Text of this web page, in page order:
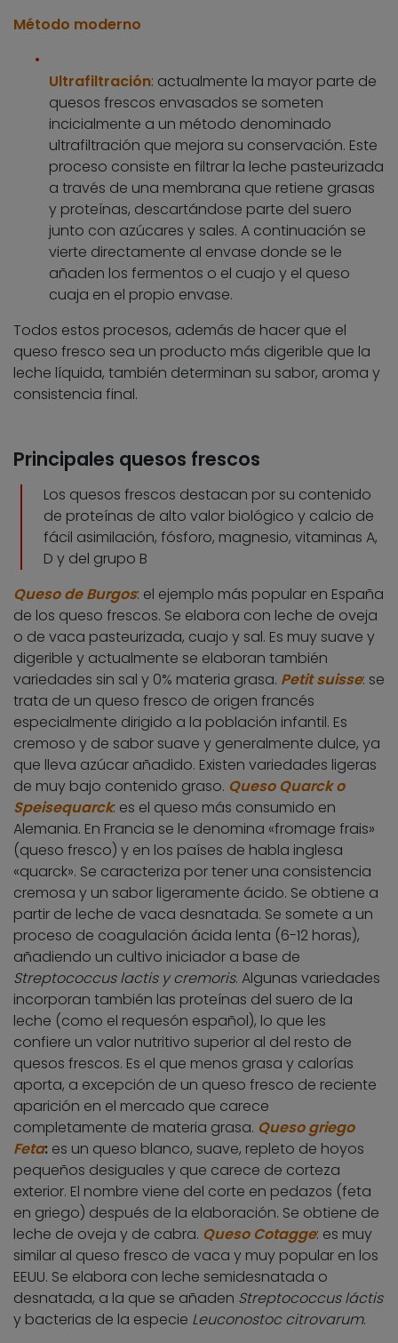
Método moderno
Ultrafiltración: actualmente la mayor parte de
quesos frescos envasados se someten
incicialmente a un método denominado
ultrafiltración que mejora su conservación. Este
proceso consiste en filtrar la leche pasteurizada
a través de una membrana que retiene grasas
y proteínas, descartándose parte del suero
junto con azúcares y sales. A continuación se
vierte directamente al envase donde se le
añaden los fermentos o el cuajo y el queso
cuaja en el propio envase.
Todos estos procesos, además de hacer que el
queso fresco sea un producto más digerible que la
leche líquida, también determinan su sabor, aroma y
consistencia final.
Principales quesos frescos
Los quesos frescos destacan por su contenido
de proteínas de alto valor biológico y calcio de
fácil asimilación, fósforo, magnesio, vitaminas A,
D y del grupo B
Queso de Burgos: el ejemplo más popular en España
de los queso frescos. Se elabora con leche de oveja
o de vaca pasteurizada, cuajo y sal. Es muy suave y
digerible y actualmente se elaboran también
variedades sin sal y 0% materia grasa. Petit suisse: se
trata de un queso fresco de origen francés
especialmente dirigido a la población infantil. Es
cremoso y de sabor suave y generalmente dulce, ya
que lleva azúcar añadido. Existen variedades ligeras
de muy bajo contenido graso. Queso Quarck o
Speisequarck: es el queso más consumido en
Alemania. En Francia se le denomina «fromage frais»
(queso fresco) y en los países de habla inglesa
«quarck». Se caracteriza por tener una consistencia
cremosa y un sabor ligeramente ácido. Se obtiene a
partir de leche de vaca desnatada. Se somete a un
proceso de coagulación ácida lenta (6-12 horas),
añadiendo un cultivo iniciador a base de
Streptococcus lactis y cremoris. Algunas variedades
incorporan también las proteínas del suero de la
leche (como el requesón español), lo que les
confiere un valor nutritivo superior al del resto de
quesos frescos. Es el que menos grasa y calorías
aporta, a excepción de un queso fresco de reciente
aparición en el mercado que carece
completamente de materia grasa. Queso griego
Feta: es un queso blanco, suave, repleto de hoyos
pequeños desiguales y que carece de corteza
exterior. El nombre viene del corte en pedazos (feta
en griego) después de la elaboración. Se obtiene de
leche de oveja y de cabra. Queso Cotagge: es muy
similar al queso fresco de vaca y muy popular en los
EEUU. Se elabora con leche semidesnatada o
desnatada, a la que se añaden Streptococcus láctis
y bacterias de la especie Leuconostoc citrovarum.